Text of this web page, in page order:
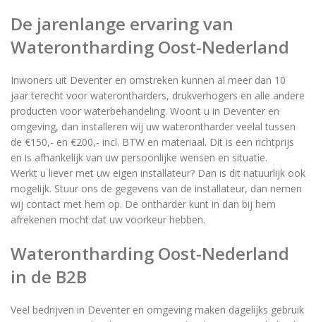
De jarenlange ervaring van
Waterontharding Oost-Nederland
Inwoners uit Deventer en omstreken kunnen al meer dan 10
jaar terecht voor waterontharders, drukverhogers en alle andere
producten voor waterbehandeling. Woont u in Deventer en
omgeving, dan installeren wij uw waterontharder veelal tussen
de €150,- en €200,- incl. BTW en materiaal. Dit is een richtprijs
en is afhankelijk van uw persoonlijke wensen en situatie.
Werkt u liever met uw eigen installateur? Dan is dit natuurlijk ook
mogelijk. Stuur ons de gegevens van de installateur, dan nemen
wij contact met hem op. De ontharder kunt in dan bij hem
afrekenen mocht dat uw voorkeur hebben.
Waterontharding Oost-Nederland
in de B2B
Veel bedrijven in Deventer en omgeving maken dagelijks gebruik